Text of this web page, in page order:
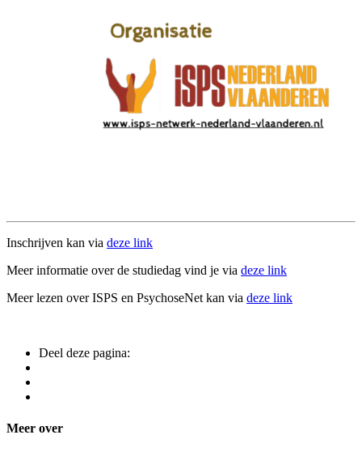
Inschrijven kan via deze link
Meer informatie over de studiedag vind je via deze link
Meer lezen over ISPS en PsychoseNet kan via deze link
Deel deze pagina:
Meer over